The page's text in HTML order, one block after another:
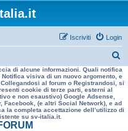
Login
Iscriviti
e
r
a
di alcune informazioni. Quali notifica
visiva di un nuovo argomento, e
al forum o Registrandosi, si
cookie di terze parti, esterni al
e non esaustivo) Google Adsense,
Facebook, (e altri Social Network), e ad
la completa accettazione dell’utilizzo di
su sv-italia.it.